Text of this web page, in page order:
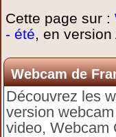
Cette page sur :
- été, en version
Webcam de
ski - été
Découvrez les
version
video, Webcam